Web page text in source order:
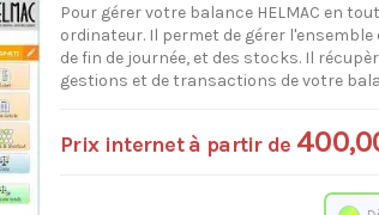
Pour gérer votre balance HELMAC en
ordinateur. Il permet de gérer
de fin de journée, et des stocks. Il
gestions et de transactions de votre
Prix internet à partir de